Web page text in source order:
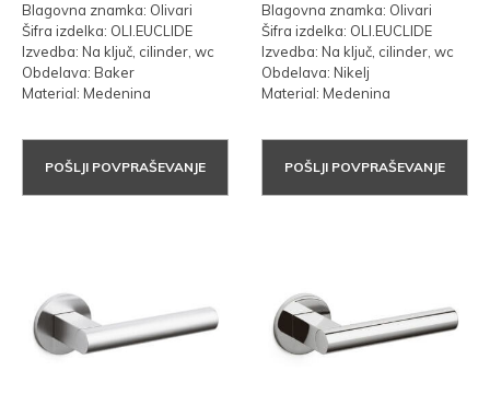
Blagovna znamka: Olivari
Šifra izdelka: OLI.EUCLIDE
Izvedba: Na ključ, cilinder, wc
Obdelava: Baker
Material: Medenina
POŠLJI POVPRAŠEVANJE
Blagovna znamka: Olivari
Šifra izdelka: OLI.EUCLIDE
Izvedba: Na ključ, cilinder, wc
Obdelava: Nikelj
Material: Medenina
POŠLJI POVPRAŠEVANJE